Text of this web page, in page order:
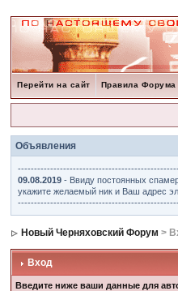
Перейти на сайт Правила Форума
Объявления
09.08.2019 - Ввиду постоянных
укажите желаемый ник и Ваш адрес
Новый Черняховский Форум >
Вход
Введите ниже ваши данные для